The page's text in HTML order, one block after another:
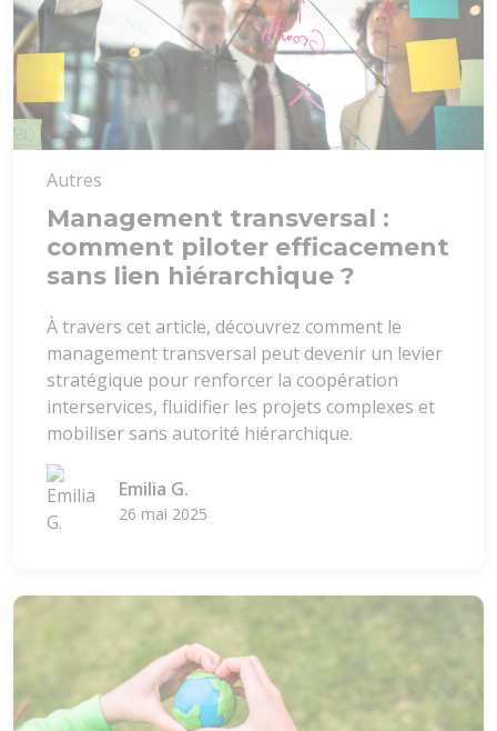
Autres
Management transversal :
comment piloter efficacement
sans lien hiérarchique ?
À travers cet article, découvrez comment le
management transversal peut devenir un levier
stratégique pour renforcer la coopération
interservices, fluidifier les projets complexes et
mobiliser sans autorité hiérarchique.
Emilia G.
26 mai 2025